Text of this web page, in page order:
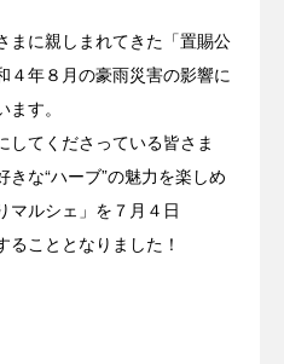
に親しまれてきた「置賜公
４年８月の豪雨災害の影響に
ます。
てくださっている皆さま
な“ハーブ”の魅力を楽しめ
マルシェ」を７月４日
ることとなりました！